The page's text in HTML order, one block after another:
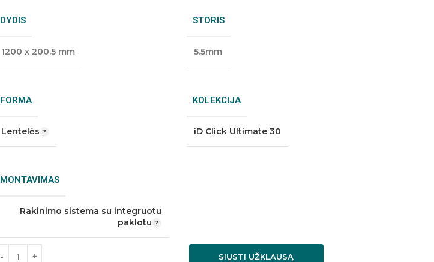
DYDIS
1200 x 200.5 mm
STORIS
5.5mm
FORMA
Lentelės
KOLEKCIJA
iD Click Ultimate 30
MONTAVIMAS
Rakinimo sistema su integruotu
paklotu
SIŲSTI UŽKLAUSĄ